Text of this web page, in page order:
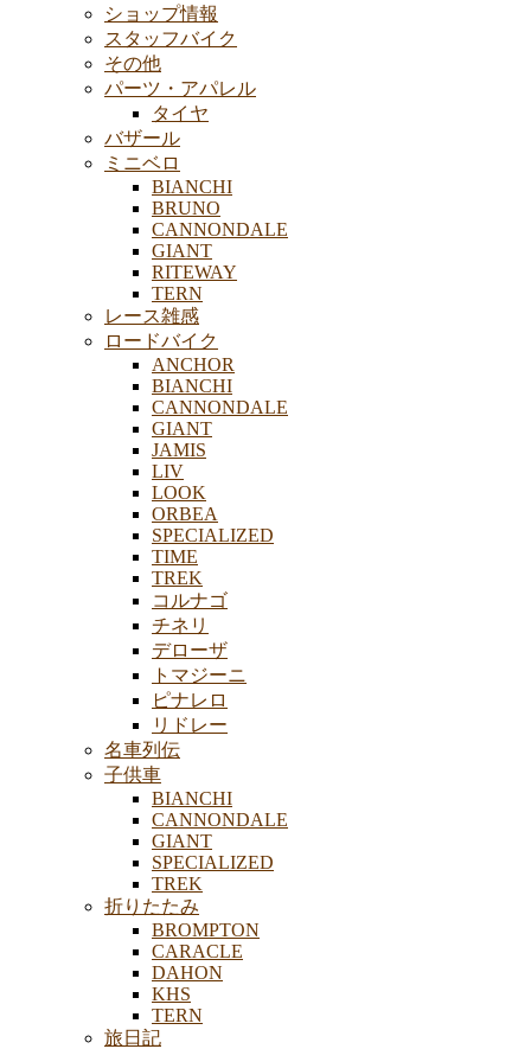
ショップ情報
スタッフバイク
その他
パーツ・アパレル
タイヤ
バザール
ミニベロ
BIANCHI
BRUNO
CANNONDALE
GIANT
RITEWAY
TERN
レース雑感
ロードバイク
ANCHOR
BIANCHI
CANNONDALE
GIANT
JAMIS
LIV
LOOK
ORBEA
SPECIALIZED
TIME
TREK
コルナゴ
チネリ
デローザ
トマジーニ
ピナレロ
リドレー
名車列伝
子供車
BIANCHI
CANNONDALE
GIANT
SPECIALIZED
TREK
折りたたみ
BROMPTON
CARACLE
DAHON
KHS
TERN
旅日記